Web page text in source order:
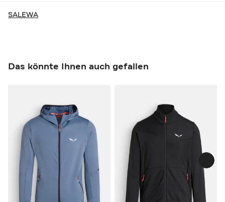
SALEWA
Das könnte Ihnen auch gefallen